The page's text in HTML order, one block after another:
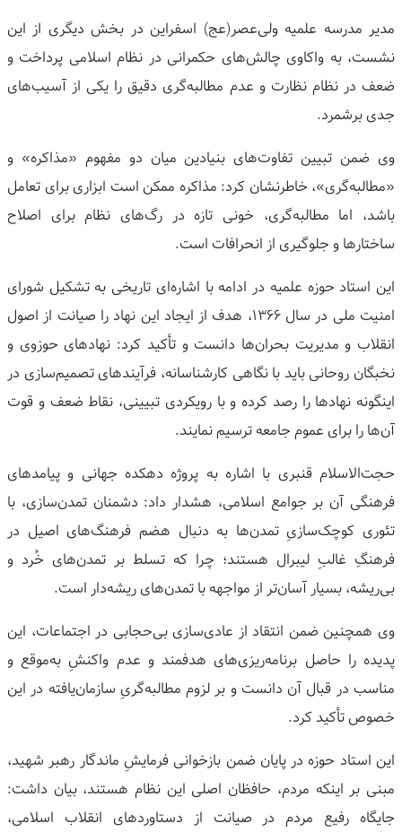
مدیر مدرسه علمیه ولی‌عصر(عج) اسفراین در بخش دیگری از این
نشست، به واکاوی چالش‌های حکمرانی در نظام اسلامی پرداخت و
ضعف در نظام نظارت و عدم مطالبه‌گری دقیق را یکی از آسیب‌های
جدی برشمرد.
وی ضمن تبیین تفاوت‌های بنیادین میان دو مفهوم «مذاکره» و
«مطالبه‌گری»، خاطرنشان کرد: مذاکره ممکن است ابزاری برای تعامل
باشد، اما مطالبه‌گری، خونی تازه در رگ‌های نظام برای اصلاح
ساختارها و جلوگیری از انحرافات است.
این استاد حوزه علمیه در ادامه با اشاره‌ای تاریخی به تشکیل شورای
امنیت ملی در سال ۱۳۶۶، هدف از ایجاد این نهاد را صیانت از اصول
انقلاب و مدیریت بحران‌ها دانست و تأکید کرد: نهادهای حوزوی و
نخبگان روحانی باید با نگاهی کارشناسانه، فرآیندهای تصمیم‌سازی در
اینگونه نهادها را رصد کرده و با رویکردی تبیینی، نقاط ضعف و قوت
آن‌ها را برای عموم جامعه ترسیم نمایند.
حجت‌الاسلام قنبری با اشاره به پروژه دهکده جهانی و پیامدهای
فرهنگی آن بر جوامع اسلامی، هشدار داد: دشمنان تمدن‌سازی، با
تئوری کوچک‌سازیِ تمدن‌ها به دنبال هضم فرهنگ‌های اصیل در
فرهنگِ غالبِ لیبرال هستند؛ چرا که تسلط بر تمدن‌های خُرد و
بی‌ریشه، بسیار آسان‌تر از مواجهه با تمدن‌های ریشه‌دار است.
وی همچنین ضمن انتقاد از عادی‌سازی بی‌حجابی در اجتماعات، این
پدیده را حاصل برنامه‌ریزی‌های هدفمند و عدم واکنشِ به‌موقع و
مناسب در قبال آن دانست و بر لزوم مطالبه‌گریِ سازمان‌یافته در این
خصوص تأکید کرد.
این استاد حوزه در پایان ضمن بازخوانی فرمایشِ ماندگار رهبر شهید،
مبنی بر اینکه مردم، حافظان اصلی این نظام هستند، بیان داشت:
جایگاه رفیع مردم در صیانت از دستاوردهای انقلاب اسلامی،